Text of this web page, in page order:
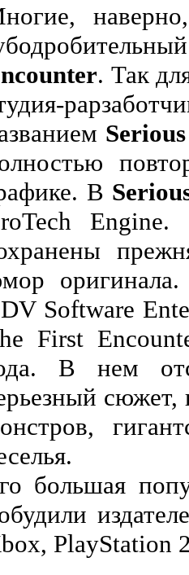
. Так
В
оригинала.
Software
First
В нем
большая
PlayStation